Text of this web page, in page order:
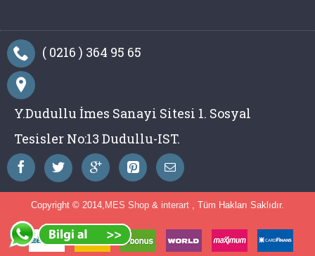
( 0216 ) 364 95 65
Y.Dudullu İmes Sanayi Sitesi 1. Sosyal
Tesisler No:13 Dudullu-IST.
Copyright © 2014, MES Shop & interart , Tüm Hakları Saklıdır.